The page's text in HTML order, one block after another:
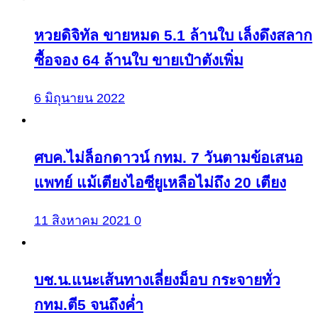
หวยดิจิทัล ขายหมด 5.1 ล้านใบ เล็งดึงสลาก
ซื้อจอง 64 ล้านใบ ขายเป๋าตังเพิ่ม
6 มิถุนายน 2022
ศบค.ไม่ล็อกดาวน์ กทม. 7 วันตามข้อเสนอ
แพทย์ แม้เตียงไอซียูเหลือไม่ถึง 20 เตียง
11 สิงหาคม 2021 0
บช.น.แนะเส้นทางเลี่ยงม็อบ กระจายทั่ว
กทม.ตี5 จนถึงค่ำ